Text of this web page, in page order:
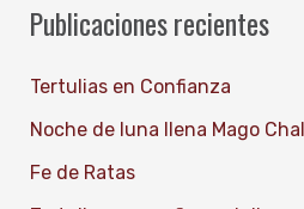
s
p
Publicaciones recientes
Tertulias en Confianza
Noche de luna llena Mago
Fe de Ratas